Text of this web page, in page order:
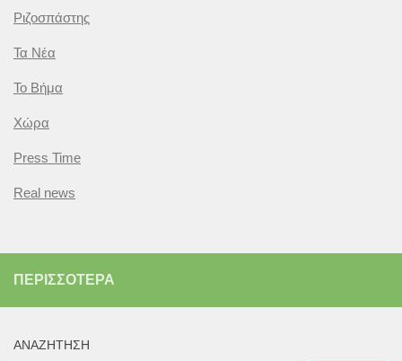
Ριζοσπάστης
Τα Νέα
Το Βήμα
Χώρα
Press Time
Real news
ΠΕΡΙΣΣΌΤΕΡΑ
ΑΝΑΖΉΤΗΣΗ